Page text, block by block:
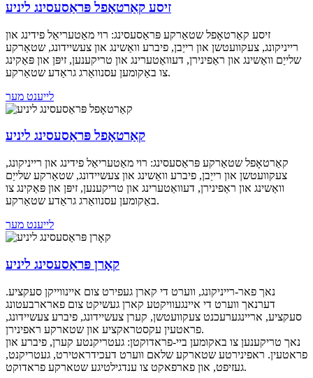
זיסע קאַרטאָפל פּראַסעסינג ליניע
זיסע קאַרטאָפל שטאַרקע פּראַסעסינג: רוי מאַטעריאַל פידינג און
רייניקונג, צעקוועטשן און רייַבן, פיברע וואַשינג און צעשיידונג, שטאַרקע
שלייַם וואַשינג און ראַפינירן, דעוואַטערינג און טריקענען, זיפּן און פּאַקינג
צו באַקומען עסנוואַרג גראַדע שטאַרקע.
לייענט מער
קאַרטאָפל פּראַסעסינג ליניע
קאַרטאָפל שטאַרקע פּראַסעסינג: רוי מאַטעריאַל פידינג און רייניקונג,
צעקוועטשן און רייַבן, פיברע וואַשינג און צעשיידונג, שטאַרקע שלייַם
וואַשינג און ראַפינירן, דעוואַטערינג און טריקענען, זיפּן און פּאַקינג צו
באַקומען עסנוואַרג גראַדע שטאַרקע.
לייענט מער
קאָרן פּראַסעסינג ליניע
נאך פאר-רייניקונג, ווערט די קארן געפירט צום איינווייקן סעקציע.
דערנאך ווערט די איינגעוויקטע קארן געשיקט צום פארארבעטונג
סעקציע, אריינגערעכנט צעקוועטשן, קערן צעשיידונג, פיברע צעשיידונג,
פראטעין עקסטראקציע און שטארקע ראפינירן.
נאך טריקענען צו באקומען ביי-פראדוקטן: געטריקנטע קערן, פיברע און
פראטעין. ראפינירטע שטארקע שלאם ווערט דעכידראטירט, געטריקנט,
געזיפט, און פארפאקט צו ענדגילטיגע שטארקע פראדוקט.